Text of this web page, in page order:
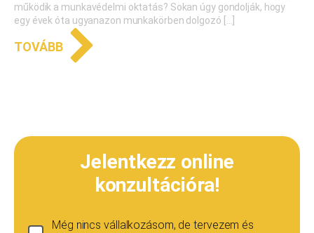
működik a munkavédelmi oktatás? Sokan úgy gondolják, hogy
egy évek óta ugyanazon munkakörben dolgozó […]
TOVÁBB
Jelentkezz online
konzultációra!
Még nincs vállalkozásom, de tervezem és